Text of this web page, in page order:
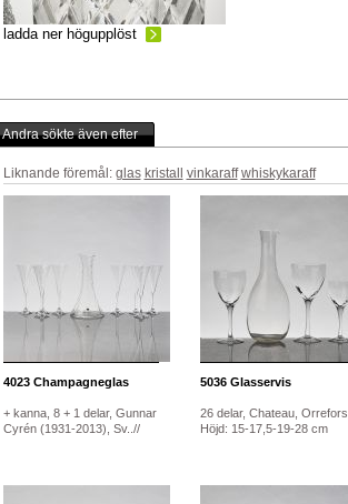
ladda ner högupplöst
Andra sökte även efter
Liknande föremål: glas kristall vinkaraff whiskykaraff
4023Champagneglas
+ kanna, 8 + 1 delar, Gunnar
Cyrén (1931-2013), Sv..//
5036Glasservis
26 delar, Chateau, Orrefors.
Höjd: 15-17,5-19-28 cm